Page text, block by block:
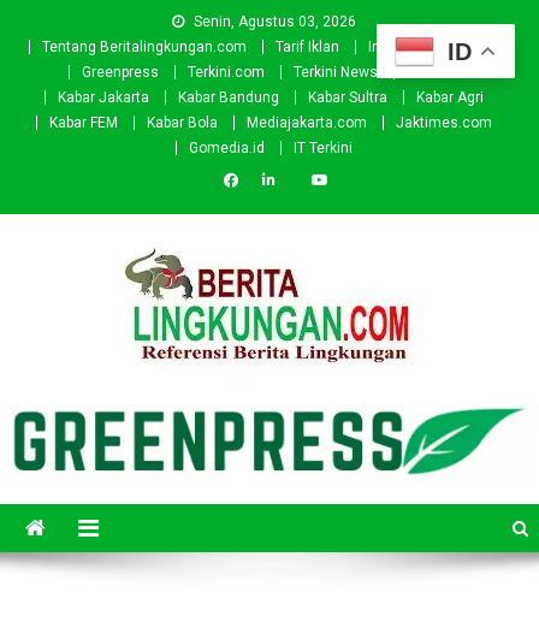
Senin, Agustus 03, 2026
Tentang Beritalingkungan.com
Tarif Iklan Investor
Donasi
Greenpress
Terkini.com Terkini News
Kabar.id
Kabar Jakarta
Kabar Bandung Kabar Sultra
Kabar Agri
Kabar FEM
Kabar Bola Mediajakarta.com
Jaktimes.com
Gomedia.id
IT Terkini
ID